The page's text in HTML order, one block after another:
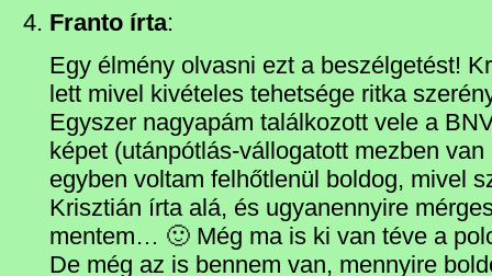
Franto írta:
Egy élmény olvasni ezt a beszélgetést!
lett mivel kivételes tehetsége ritka
Egyszer nagyapám találkozott vele a
képet (utánpótlás-vállogatott mezben
egyben voltam felhőtlenül boldog, mivel
Krisztián írta alá, és ugyanennyire
mentem… 🙂 Még ma is ki van téve a
De még az is bennem van, mennyire